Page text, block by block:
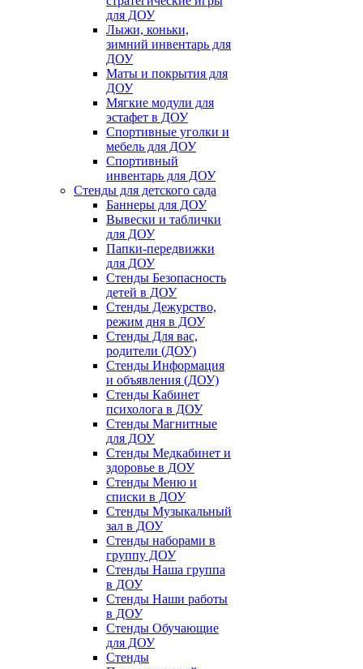
для ДОУ
Лыжи, коньки,
зимний инвентарь для
ДОУ
Маты и покрытия для
ДОУ
Мягкие модули для
эстафет в ДОУ
Спортивные уголки и
мебель для ДОУ
Спортивный
инвентарь для ДОУ
Стенды для детского сада
Баннеры для ДОУ
Вывески и таблички
для ДОУ
Папки-передвижки
для ДОУ
Стенды Безопасность
детей в ДОУ
Стенды Дежурство,
режим дня в ДОУ
Стенды Для вас,
родители (ДОУ)
Стенды Информация
и объявления (ДОУ)
Стенды Кабинет
психолога в ДОУ
Стенды Магнитные
для ДОУ
Стенды Медкабинет и
здоровье в ДОУ
Стенды Меню и
списки в ДОУ
Стенды Музыкальный
зал в ДОУ
Стенды наборами в
группу ДОУ
Стенды Наша группа
в ДОУ
Стенды Наши работы
в ДОУ
Стенды Обучающие
для ДОУ
Стенды